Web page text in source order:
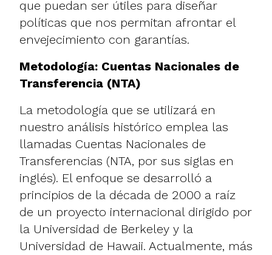
que puedan ser útiles para diseñar
políticas que nos permitan afrontar el
envejecimiento con garantías.
Metodología: Cuentas Nacionales de
Transferencia (NTA)
La metodología que se utilizará en
nuestro análisis histórico emplea las
llamadas Cuentas Nacionales de
Transferencias (NTA, por sus siglas en
inglés). El enfoque se desarrolló a
principios de la década de 2000 a raíz
de un proyecto internacional dirigido por
la Universidad de Berkeley y la
Universidad de Hawaii. Actualmente, más